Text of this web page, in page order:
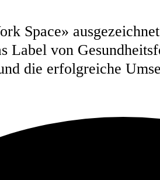
Space»
Label von
die erfolgreiche